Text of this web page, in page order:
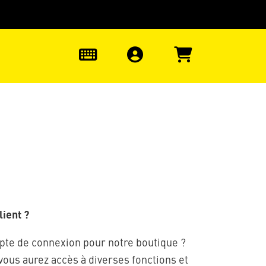
?
de connexion pour notre boutique ?
aurez accès à diverses fonctions et